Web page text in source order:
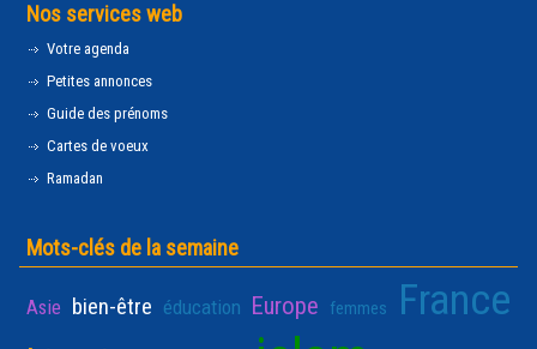
Nos services web
Votre agenda
Petites annonces
Guide des prénoms
Cartes de voeux
Ramadan
Mots-clés de la semaine
Asie bien-être éducation Europe femmes France